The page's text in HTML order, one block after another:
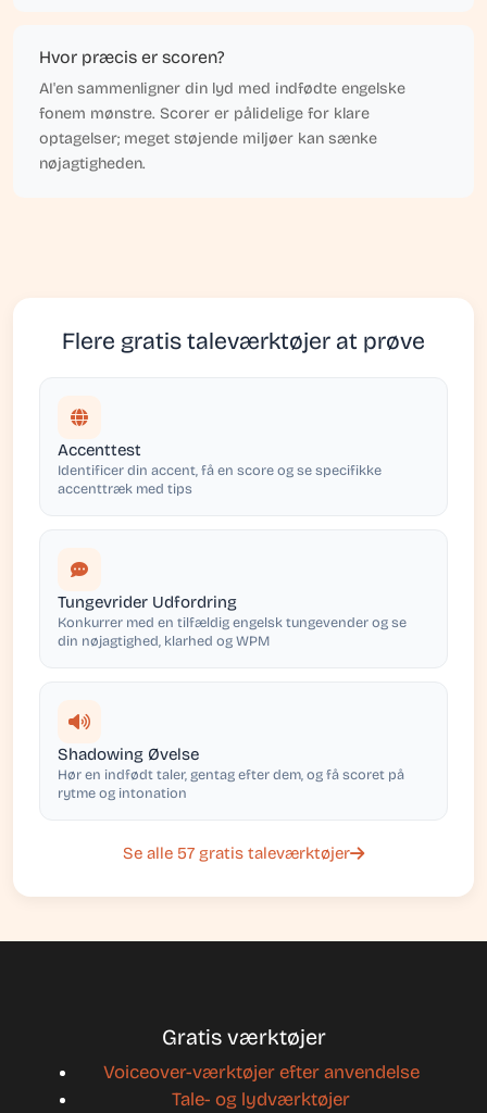
Hvor præcis er scoren?
AI'en sammenligner din lyd med indfødte engelske
fonem mønstre. Scorer er pålidelige for klare
optagelser; meget støjende miljøer kan sænke
nøjagtigheden.
Flere gratis taleværktøjer at prøve
Accenttest
Identificer din accent, få en score og se specifikke
accenttræk med tips
Tungevrider Udfordring
Konkurrer med en tilfældig engelsk tungevender og se
din nøjagtighed, klarhed og WPM
Shadowing Øvelse
Hør en indfødt taler, gentag efter dem, og få scoret på
rytme og intonation
Se alle 57 gratis taleværktøjer
Gratis værktøjer
Voiceover-værktøjer efter anvendelse
Tale- og lydværktøjer